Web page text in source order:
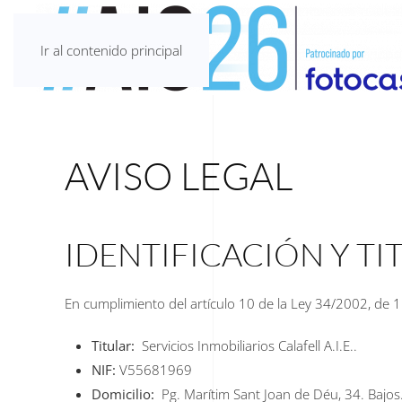
Ir al contenido principal
AVISO LEGAL
IDENTIFICACIÓN Y
En cumplimiento del artículo 10 de la Ley 34/2002, de
Titular: Servicios Inmobiliarios Calafell A.I.E..
NIF: V55681969
Domicilio: Pg. Marítim Sant Joan de Déu, 34.